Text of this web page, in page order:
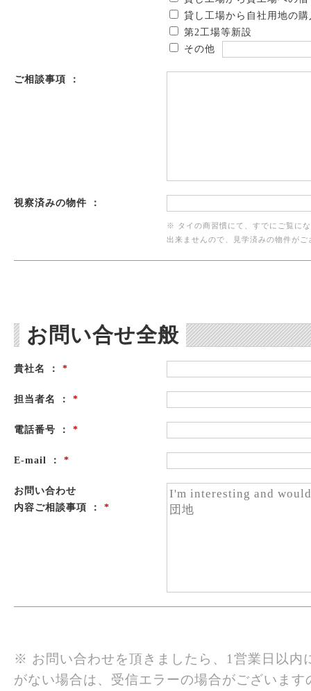
貸し工場から自社用地の購
第2工場等新設
その他
ご相談事項 ：
視察済みの物件 ：
※ タイの商習慣にて、すでにご覧に
出来ませんので、見学済みの物件が
お問い合せ全般
貴社名 ： *
担当者名 ： *
電話番号 ： *
E-mail ： *
お問い合わせ
内容ご相談事項 ： *
※ お問い合わせを頂きましたら、1営業日以内
がない場合は、受信エラーの場合がございま